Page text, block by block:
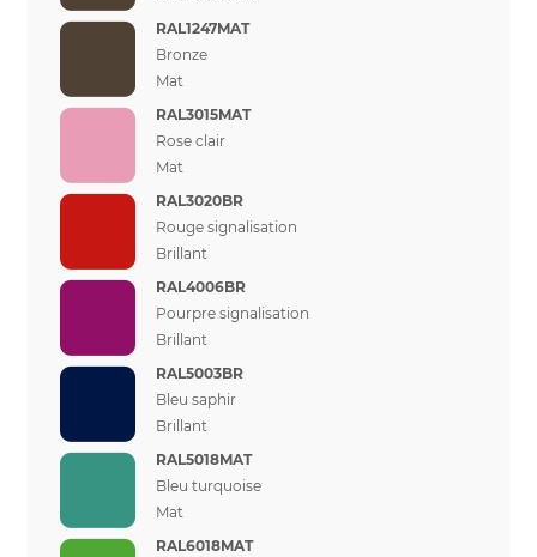
RAL1247MAT
Bronze
Mat
RAL3015MAT
Rose clair
Mat
RAL3020BR
Rouge signalisation
Brillant
RAL4006BR
Pourpre signalisation
Brillant
RAL5003BR
Bleu saphir
Brillant
RAL5018MAT
Bleu turquoise
Mat
RAL6018MAT